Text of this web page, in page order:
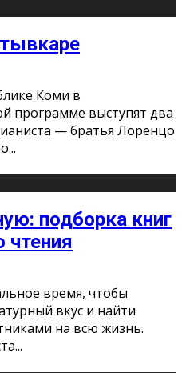
Коми в
программе выступят два
— братья Лоренцо
...
подборка книг
чтения
время, чтобы
вкус и найти
на всю жизнь.
...